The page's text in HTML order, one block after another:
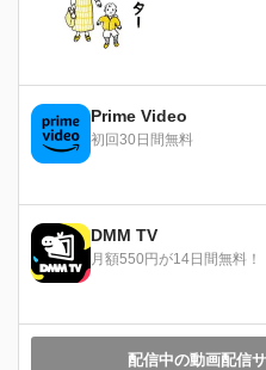
Prime Video
初回30日間無料
DMM TV
月額550円が14日間無料！
配信中の動画配信